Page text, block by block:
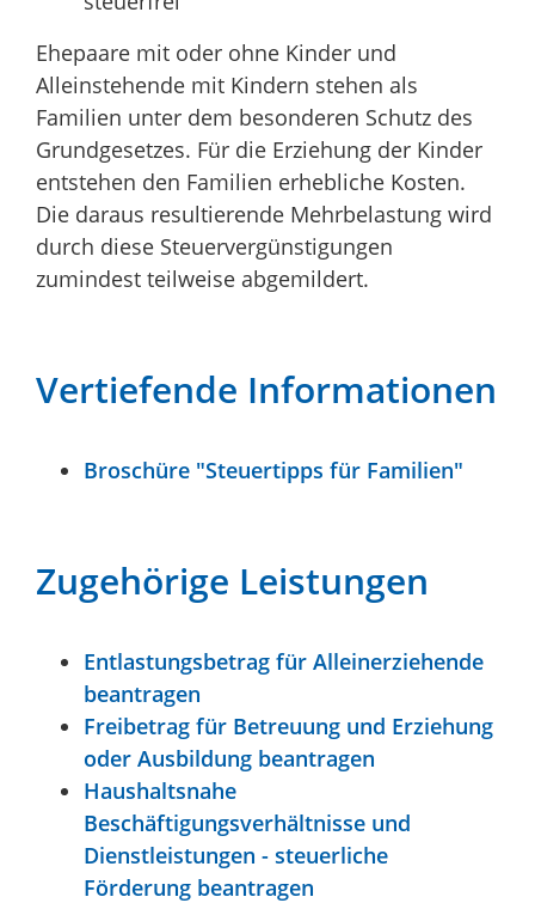
Ehepaare mit oder ohne Kinder und
Alleinstehende mit Kindern stehen als
Familien unter dem besonderen Schutz des
Grundgesetzes. Für die Erziehung der Kinder
entstehen den Familien erhebliche Kosten.
Die daraus resultierende Mehrbelastung wird
durch diese Steuervergünstigungen
zumindest teilweise abgemildert.
Vertiefende Informationen
Broschüre "Steuertipps für Familien"
Zugehörige Leistungen
Entlastungsbetrag für Alleinerziehende
beantragen
Freibetrag für Betreuung und Erziehung
oder Ausbildung beantragen
Haushaltsnahe
Beschäftigungsverhältnisse und
Dienstleistungen - steuerliche
Förderung beantragen